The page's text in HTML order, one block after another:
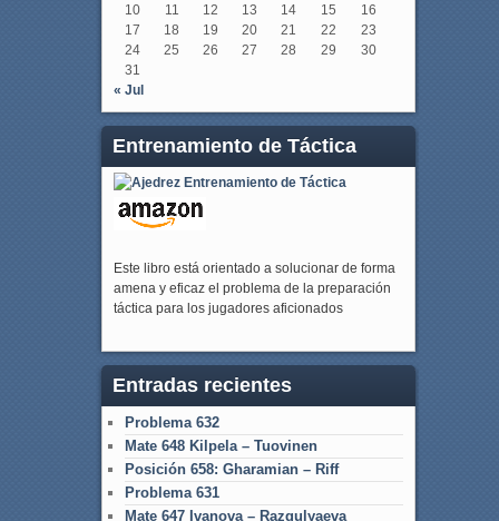
10
11 12 13 14 15
16
17
18 19 20 21 22
23
24
25 26 27 28 29
30
31
« Jul
Entrenamiento de Táctica
Este libro está orientado a solucionar de forma
amena y eficaz el problema de la preparación
táctica para los jugadores aficionados
Entradas recientes
Problema 632
Mate 648 Kilpela – Tuovinen
Posición 658: Gharamian – Riff
Problema 631
Mate 647 Ivanova – Razgulyaeva